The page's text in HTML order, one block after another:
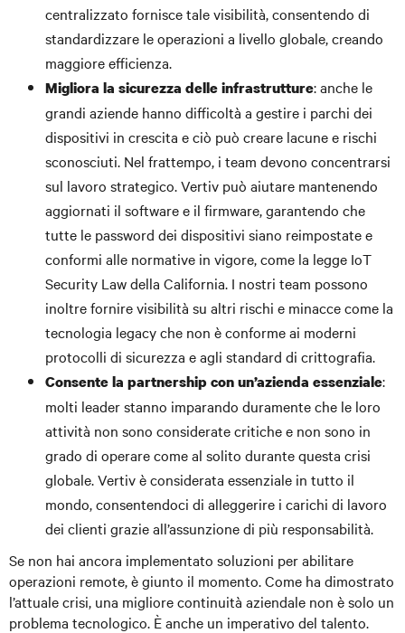
centralizzato fornisce tale visibilità, consentendo di
standardizzare le operazioni a livello globale, creando
maggiore efficienza.
Migliora la sicurezza delle infrastrutture: anche le
grandi aziende hanno difficoltà a gestire i parchi dei
dispositivi in crescita e ciò può creare lacune e rischi
sconosciuti. Nel frattempo, i team devono concentrarsi
sul lavoro strategico. Vertiv può aiutare mantenendo
aggiornati il software e il firmware, garantendo che
tutte le password dei dispositivi siano reimpostate e
conformi alle normative in vigore, come la legge IoT
Security Law della California. I nostri team possono
inoltre fornire visibilità su altri rischi e minacce come la
tecnologia legacy che non è conforme ai moderni
protocolli di sicurezza e agli standard di crittografia.
Consente la partnership con un’azienda essenziale:
molti leader stanno imparando duramente che le loro
attività non sono considerate critiche e non sono in
grado di operare come al solito durante questa crisi
globale. Vertiv è considerata essenziale in tutto il
mondo, consentendoci di alleggerire i carichi di lavoro
dei clienti grazie all’assunzione di più responsabilità.
Se non hai ancora implementato soluzioni per abilitare
operazioni remote, è giunto il momento. Come ha dimostrato
l’attuale crisi, una migliore continuità aziendale non è solo un
problema tecnologico. È anche un imperativo del talento.